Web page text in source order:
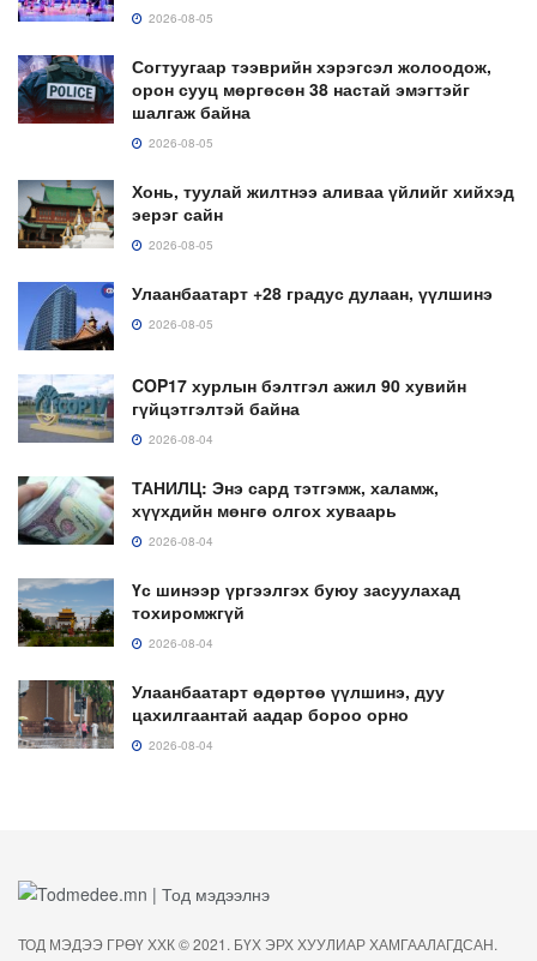
2026-08-05
Согтуугаар тээврийн хэрэгсэл жолоодож,
орон сууц мөргөсөн 38 настай эмэгтэйг
шалгаж байна
2026-08-05
Хонь, туулай жилтнээ аливаа үйлийг хийхэд
эерэг сайн
2026-08-05
Улаанбаатарт +28 градус дулаан, үүлшинэ
2026-08-05
COP17 хурлын бэлтгэл ажил 90 хувийн
гүйцэтгэлтэй байна
2026-08-04
ТАНИЛЦ: Энэ сард тэтгэмж, халамж,
хүүхдийн мөнгө олгох хуваарь
2026-08-04
Үс шинээр үргээлгэх буюу засуулахад
тохиромжгүй
2026-08-04
Улаанбаатарт өдөртөө үүлшинэ, дуу
цахилгаантай аадар бороо орно
2026-08-04
ТОД МЭДЭЭ ГРӨҮ ХХК © 2021. БҮХ ЭРХ ХУУЛИАР ХАМГААЛАГДСАН.